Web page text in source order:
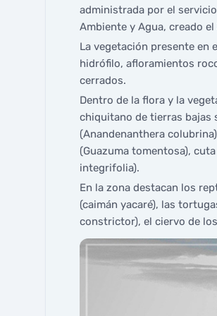
administrada por el
Ambiente y Agua, creado
La vegetación presente en
hidrófilo, afloramientos
cerrados.
Dentro de la flora y la
chiquitano de tierras bajas
(Anandenanthera
(Guazuma tomentosa),
integrifolia).
En la zona destacan los
(caimán yacaré), las
constrictor), el ciervo de